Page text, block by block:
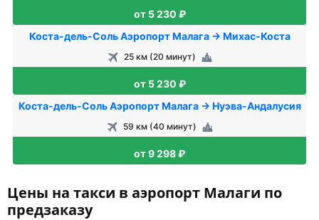
от 5 230 ₽
Коста-дель-Соль Аэропорт Малага → Михас-Коста
25 км (20 минут)
от 5 230 ₽
Коста-дель-Соль Аэропорт Малага → Нуэва-Андалусия
59 км (40 минут)
от 9 298 ₽
Цены на такси в аэропорт Малаги по
предзаказу